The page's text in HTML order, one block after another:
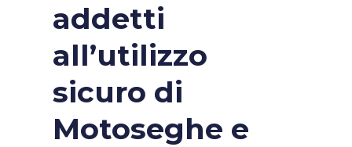
addetti
all’utilizzo
sicuro di
Motoseghe e